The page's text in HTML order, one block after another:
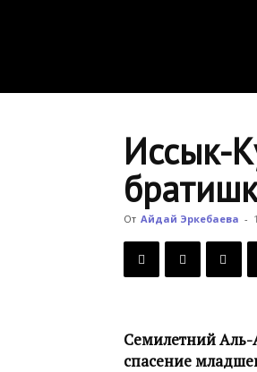
Иссык-
От Айдай Эркебаева -
Семилетний Аль-
спасение